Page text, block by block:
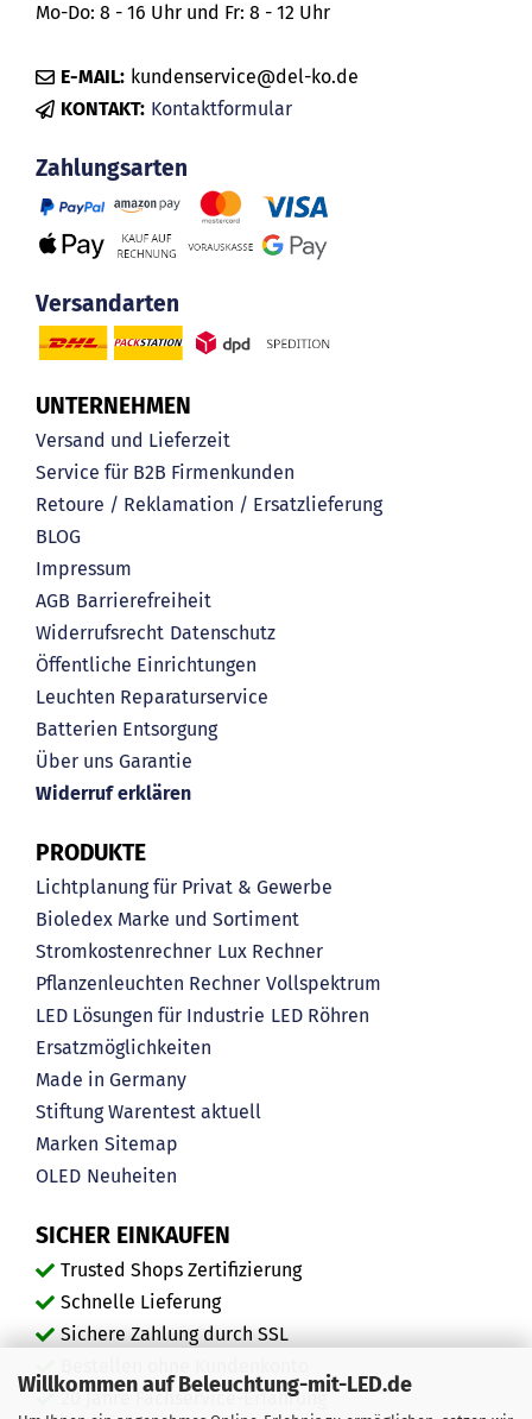
Willkommen auf Beleuchtung-mit-LED.de
Mo-Do: 8 - 16 Uhr und Fr: 8 - 12 Uhr
E-MAIL: kundenservice@del-ko.de
KONTAKT: Kontaktformular
Zahlungsarten
Versandarten
UNTERNEHMEN
Versand und Lieferzeit
Service für B2B Firmenkunden
Retoure / Reklamation / Ersatzlieferung
BLOG
Impressum
AGB Barrierefreiheit
Widerrufsrecht Datenschutz
Öffentliche Einrichtungen
Leuchten Reparaturservice
Batterien Entsorgung
Über uns Garantie
Widerruf erklären
PRODUKTE
Lichtplanung für Privat & Gewerbe
Bioledex Marke und Sortiment
Stromkostenrechner Lux Rechner
Pflanzenleuchten Rechner Vollspektrum
LED Lösungen für Industrie LED Röhren
Ersatzmöglichkeiten
Made in Germany
Stiftung Warentest aktuell
Marken Sitemap
OLED Neuheiten
SICHER EINKAUFEN
Trusted Shops Zertifizierung
Schnelle Lieferung
Sichere Zahlung durch SSL
20 Jahre Fachservice-Erfahrung